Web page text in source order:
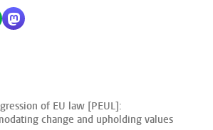
LinkedIn
via WhatsApp
Delen via Mastodon
of EU law [PEUL]:
change and upholding values